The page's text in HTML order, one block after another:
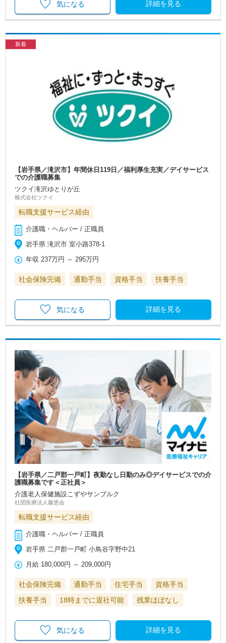
詳細を見る
気になる
新着
【岩手県／滝沢市】年間休日119日／福利厚生充実／デイサービス
での介護職募集
ツクイ滝沢ゆとりが丘
株式会社ツクイ
転職支援サービス経由
介護職・ヘルパー / 正職員
岩手県 滝沢市 室小路378-1
年収 237万円 ～ 295万円
社会保険完備 通勤手当 資格手当 扶養手当
詳細を見る
気になる
【岩手県／二戸郡一戸町】夜勤なし日勤のみ◎デイサービスでの介
護職募集です＜正社員＞
介護老人保健施設こずやサンブルク
社団医療法人藤悠会
転職支援サービス経由
介護職・ヘルパー / 正職員
岩手県 二戸郡一戸町 小鳥谷字野中21
月給 180,000円 ～ 209,000円
社会保険完備 通勤手当 住宅手当
資格手当
扶養手当
18時までに退社可能 残業ほぼなし
詳細を見る
気になる